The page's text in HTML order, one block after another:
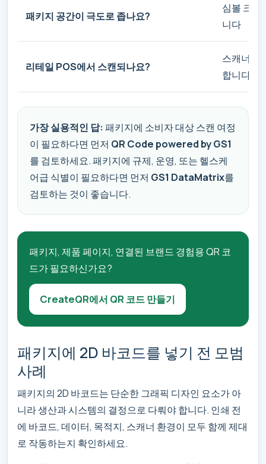
패키지 공간이 극도로 좁나요?
심볼 크기
니다
리테일 POS에서 스캔되나요?
스캐너 준
합니다
가장 실용적인 답: 패키지에 소비자 대상 스캔 여정
이 필요하다면 먼저 QR Code powered by GS1
를 검토하세요. 패키지에 규제, 운영, 또는 헬스케
어급 식별이 필요하다면 먼저 GS1 DataMatrix를
검토하는 것이 좋습니다.
패키지, 제품 페이지, 연결된 브랜드 경험용 QR 코
드가 필요하신가요?
CreateQR에서 QR 코드 만들기
패키지에 2D 바코드를 넣기 전 모범
사례
패키지의 2D 바코드는 단순한 그래픽 디자인 요소가 아
니라 생산과 시스템의 결정으로 다뤄야 합니다. 인쇄 전
에 바코드, 데이터, 목적지, 스캐너 환경이 모두 함께 제대
로 작동하는지 확인하세요.